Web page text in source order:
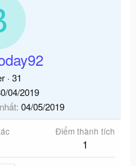
· 31
04/2019
04/05/2019
Điểm thành tích
1